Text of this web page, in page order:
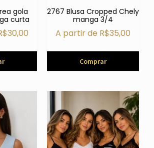
gola
curta
30,00
2767 Blusa Cropped Chely
manga 3/4
A partir de R$35,00
Comprar